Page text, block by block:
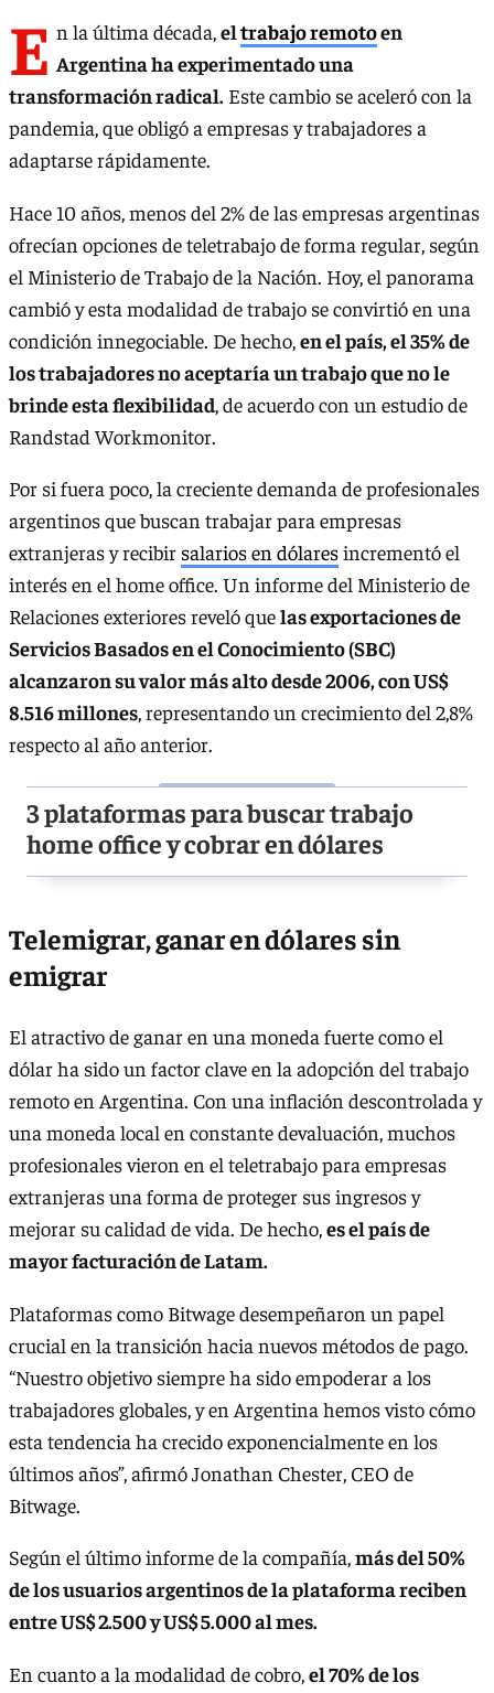
E n la última década,eltrabajo remotoen
Argentina ha experimentado una
transformación radical. Este cambio se aceleró con la
pandemia, que obligó a empresas y trabajadores a
adaptarse rápidamente.
Hace 10 años, menos del 2% de las empresas argentinas
ofrecían opciones de teletrabajo de forma regular, según
el Ministerio de Trabajo de la Nación. Hoy, el panorama
cambió y esta modalidad de trabajo se convirtió en una
condición innegociable. De hecho,en el país, el 35% de
los trabajadores no aceptaría un trabajo que no le
brinde esta flexibilidad, de acuerdo con un estudio de
Randstad Workmonitor.
Por si fuera poco, la creciente demanda de profesionales
argentinos que buscan trabajar para empresas
extranjeras y recibir salarios en dólaresincrementó el
interés en el home office. Un informe del Ministerio de
Relaciones exteriores reveló quelas exportaciones de
Servicios Basados en el Conocimiento (SBC)
alcanzaron su valor más alto desde 2006, con US$
8.516 millones, representando un crecimiento del 2,8%
respecto al año anterior.
3 plataformas para buscar trabajo
home office y cobrar en dólares
Telemigrar, ganar en dólares sin
emigrar
El atractivo de ganar en una moneda fuerte como el
dólar ha sido un factor clave en la adopción del trabajo
remoto en Argentina. Con una inflación descontrolada y
una moneda local en constante devaluación, muchos
profesionales vieron en el teletrabajo para empresas
extranjeras una forma de proteger sus ingresos y
mejorar su calidad de vida. De hecho,es el país de
mayor facturación de Latam.
Plataformas como Bitwage desempeñaron un papel
crucial en la transición hacia nuevos métodos de pago.
“Nuestro objetivo siempre ha sido empoderar a los
trabajadores globales, y en Argentina hemos visto cómo
esta tendencia ha crecido exponencialmente en los
últimos años”, afirmó Jonathan Chester, CEO de
Bitwage.
Según el último informe de la compañía,más del 50%
de los usuarios argentinos de la plataforma reciben
entre US$ 2.500 y US$ 5.000 al mes.
En cuanto a la modalidad de cobro,el 70% de los